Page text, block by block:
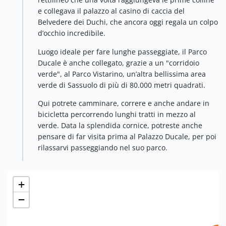
e collegava il palazzo al casino di caccia del
Belvedere dei Duchi, che ancora oggi regala un colpo
d’occhio incredibile.
Luogo ideale per fare lunghe passeggiate, il Parco
Ducale è anche collegato, grazie a un "corridoio
verde", al Parco Vistarino, un’altra bellissima area
verde di Sassuolo di più di 80.000 metri quadrati.
Qui potrete camminare, correre e anche andare in
bicicletta percorrendo lunghi tratti in mezzo al
verde. Data la splendida cornice, potreste anche
pensare di far visita prima al Palazzo Ducale, per poi
rilassarvi passeggiando nel suo parco.
+
−